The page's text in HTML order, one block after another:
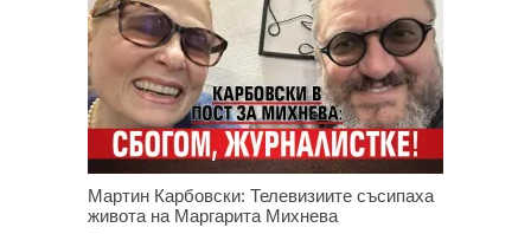
Мартин Карбовски: Телевизиите съсипаха
живота на Маргарита Михнева